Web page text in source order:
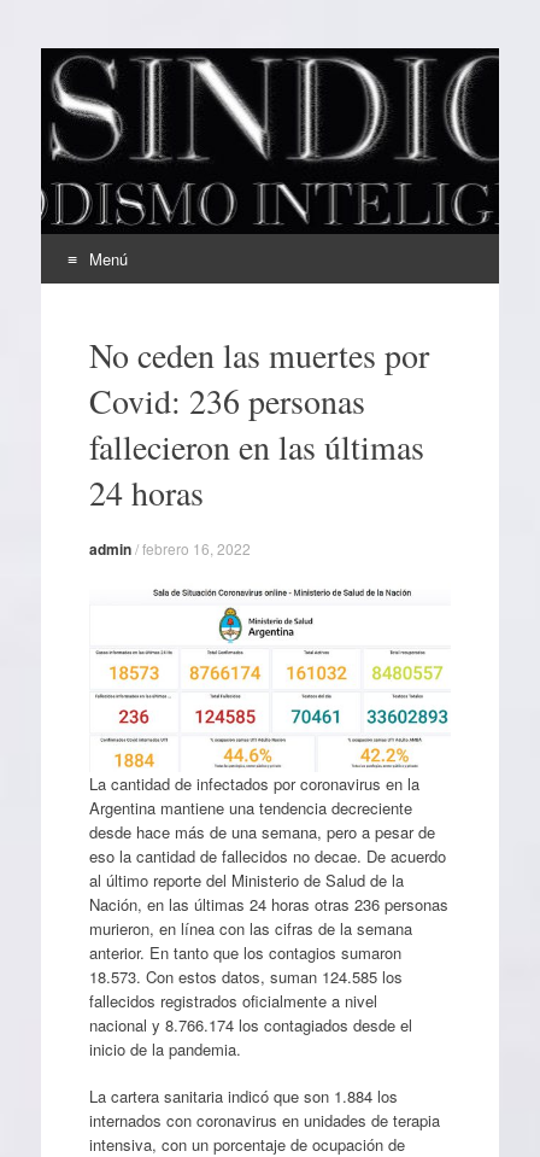
EL SINDICAL
Periodismo Inteligente
Menú
contenidoNo ceden las muertes por
Covid: 236 personas
fallecieron en las últimas
24 horas
admin/febrero 16, 2022
La cantidad de infectados por coronavirus en la
Argentina mantiene una tendencia decreciente
desde hace más de una semana, pero a pesar de
eso la cantidad de fallecidos no decae. De acuerdo
al último reporte del Ministerio de Salud de la
Nación, en las últimas 24 horas otras 236 personas
murieron, en línea con las cifras de la semana
anterior. En tanto que los contagios sumaron
18.573. Con estos datos, suman 124.585 los
fallecidos registrados oficialmente a nivel
nacional y 8.766.174 los contagiados desde el
inicio de la pandemia.
La cartera sanitaria indicó que son 1.884 los
internados con coronavirus en unidades de terapia
intensiva, con un porcentaje de ocupación de